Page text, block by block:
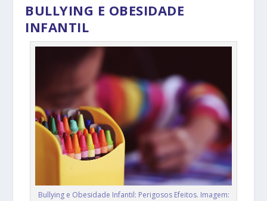
BULLYING E OBESIDADE
INFANTIL
Bullying e Obesidade Infantil: Perigosos Efeitos. Imagem: